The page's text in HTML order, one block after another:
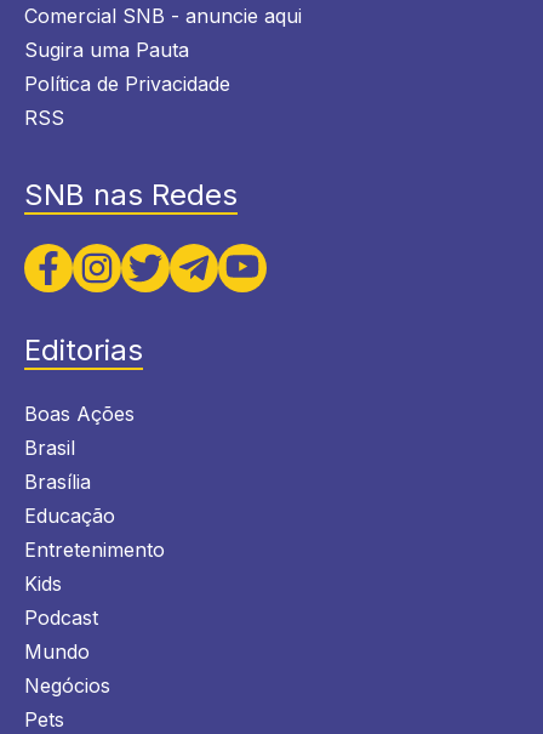
Comercial SNB - anuncie aqui
Sugira uma Pauta
Política de Privacidade
RSS
SNB nas Redes
Editorias
Boas Ações
Brasil
Brasília
Educação
Entretenimento
Kids
Podcast
Mundo
Negócios
Pets